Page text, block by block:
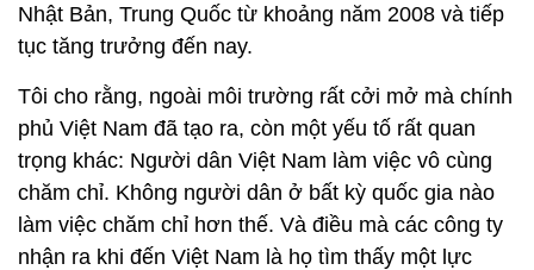
Nhật Bản, Trung Quốc từ khoảng năm 2008 và tiếp
tục tăng trưởng đến nay.
Tôi cho rằng, ngoài môi trường rất cởi mở mà chính
phủ Việt Nam đã tạo ra, còn một yếu tố rất quan
trọng khác: Người dân Việt Nam làm việc vô cùng
chăm chỉ. Không người dân ở bất kỳ quốc gia nào
làm việc chăm chỉ hơn thế. Và điều mà các công ty
nhận ra khi đến Việt Nam là họ tìm thấy một lực